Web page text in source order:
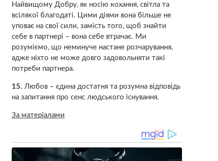
Найвищому Добру, як носію кохання, світла та
всілякої благодаті. Цими діями вона більше не
уповає на свої сили, замість того, щоб знайти
себе в партнері – вона себе втрачає. Ми
розуміємо, що неминуче настане розчарування,
адже ніхто не може довго задовольняти такі
потреби партнера.
15. Любов – єдина достатня та розумна відповідь
на запитання про сенс людського існування.
За матеріалами